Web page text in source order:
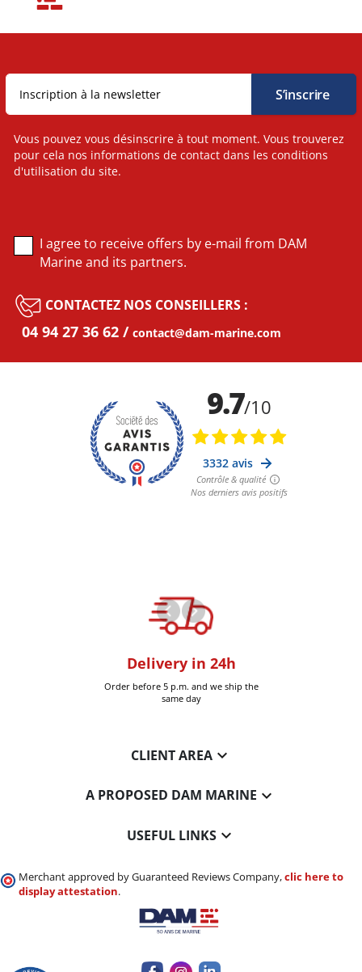
Delivery in 24h
Order before 5 p.m. and we ship the
same day
Vous pouvez vous désinscrire à tout moment. Vous trouverez
pour cela nos informations de contact dans les conditions
d'utilisation du site.
I agree to receive offers by e-mail from DAM
Marine and its partners.
CONTACTEZ NOS CONSEILLERS :
04 94 27 36 62 contact@dam-marine.com
CLIENT AREA
A PROPOSED DAM MARINE 
USEFUL LINKS
Merchant approved by Guaranteed Reviews Company,clic here to
display attestation.